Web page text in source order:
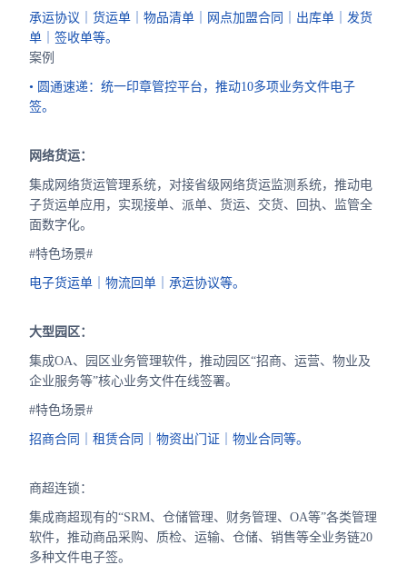
承运协议｜货运单｜物品清单｜网点加盟合同｜出库单｜发货
单｜签收单等。
案例
• 圆通速递：统一印章管控平台，推动10多项业务文件电子
签。
网络货运：
集成网络货运管理系统，对接省级网络货运监测系统，推动电
子货运单应用，实现接单、派单、货运、交货、回执、监管全
面数字化。
#特色场景#
电子货运单｜物流回单｜承运协议等。
大型园区：
集成OA、园区业务管理软件，推动园区“招商、运营、物业及
企业服务等”核心业务文件在线签署。
#特色场景#
招商合同｜租赁合同｜物资出门证｜物业合同等。
商超连锁：
集成商超现有的“SRM、仓储管理、财务管理、OA等”各类管理
软件，推动商品采购、质检、运输、仓储、销售等全业务链20
多种文件电子签。